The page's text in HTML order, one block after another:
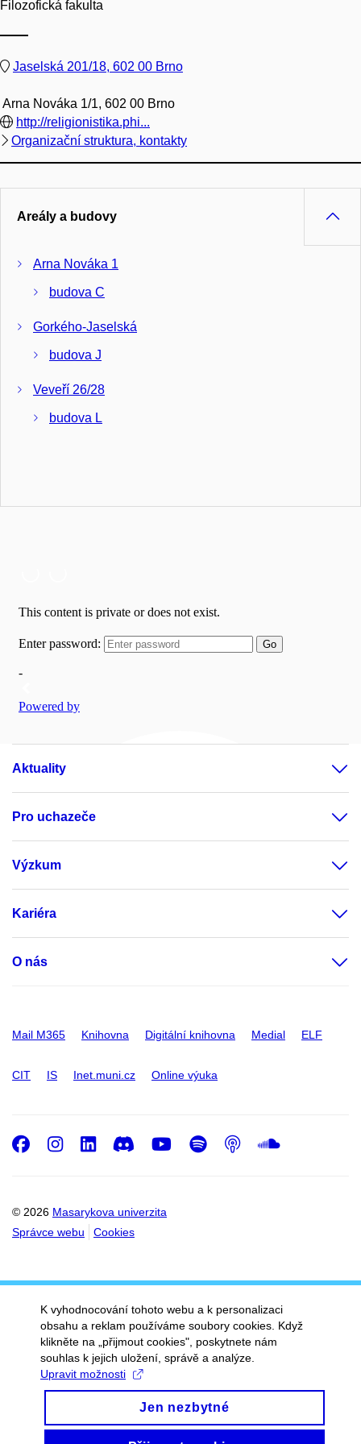
Filozofická fakulta
Jaselská 201/18, 602 00 Brno
Arna Nováka 1/1, 602 00 Brno
http://religionistika.phi...
Organizační struktura, kontakty
Areály a budovy
Arna Nováka 1
budova C
Gorkého-Jaselská
budova J
Veveří 26/28
budova L
Aktuality
Pro uchazeče
Výzkum
Kariéra
O nás
Mail M365 Knihovna Digitální knihovna Medial ELF
CIT IS Inet.muni.cz Online výuka
© 2026 Masarykova univerzita
Správce webu
Cookies
Facebook
Instagram
LinkedIn
DiscordYoutube
Spotify
Podcast
K vyhodnocování tohoto webu a k personalizaci
obsahu a reklam používáme soubory cookies. Když
klikněte na „přijmout cookies", poskytnete nám
souhlas k jejich uložení, správě a analýze.
Upravit možnosti
Jen nezbytné